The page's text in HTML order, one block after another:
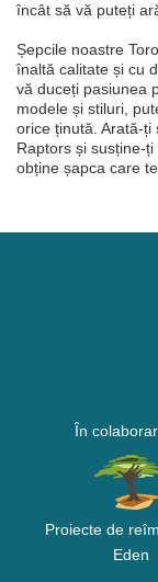
încât să vă puteți
Șepcile noastre
înaltă calitate și cu
vă duceți pasiunea
modele și stiluri,
orice ținută. Arată-ți
Raptors și susține-
obține șapca care
În
Proiecte de
Eden